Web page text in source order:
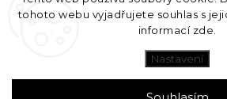
tohoto webu vyjadřujete souhlas s
informací zde
Nastavení
COVEROVER
Upravit nastavení